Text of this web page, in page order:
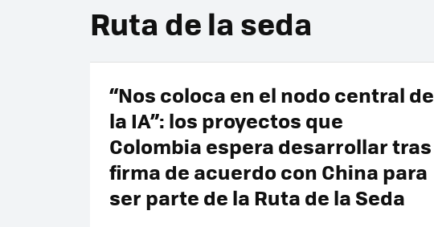
Ruta de la seda
“Nos coloca en el nodo central de
la IA”: los proyectos que
Colombia espera desarrollar tras
firma de acuerdo con China para
ser parte de la Ruta de la Seda